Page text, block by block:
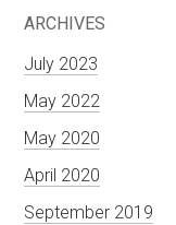
ARCHIVES
July 2023
May 2022
May 2020
April 2020
September 2019